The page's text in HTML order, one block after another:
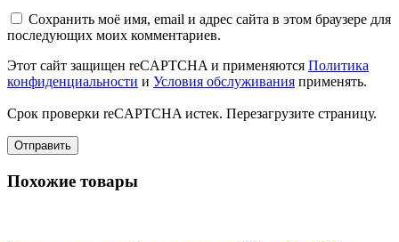
Сохранить моё имя, email и адрес сайта в этом браузере для
последующих моих комментариев.
Этот сайт защищен reCAPTCHA и применяются Политика
конфиденциальности и Условия обслуживания применять.
Срок проверки reCAPTCHA истек. Перезагрузите страницу.
Похожие товары